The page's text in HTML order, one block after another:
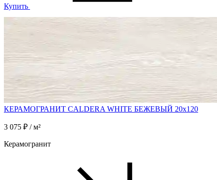
Купить
КЕРАМОГРАНИТ CALDERA WHITE БЕЖЕВЫЙ 20x120
3 075 ₽ / м²
Керамогранит